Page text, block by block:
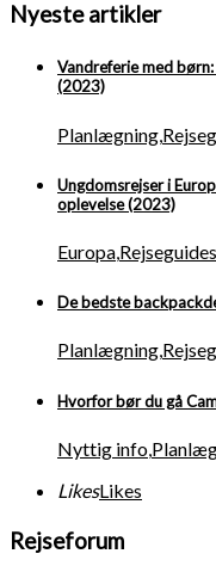
Nyeste artikler
Vandreferie med
(2023)
Planlægning
Ungdomsrejser i
oplevelse (2023)
Europa,Rejseguides
De bedste
Planlægning,
Hvorfor bør du gå
Nyttig info
LikesLikes
Rejseforum